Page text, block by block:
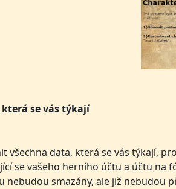
se vás týkají
všechna data, která se vás týkají,
se vašeho herního účtu a účtu na
nebudou smazány, ale již nebudou